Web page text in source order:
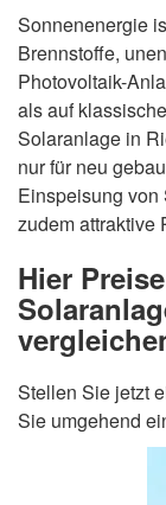
Sonnenenergie
Brennstoffe,
Photovoltaik-
als auf
Solaranlage in
nur für neu
Einspeisung von
zudem attraktive
Hier
Stellen Sie jetzt
Sie umgehend